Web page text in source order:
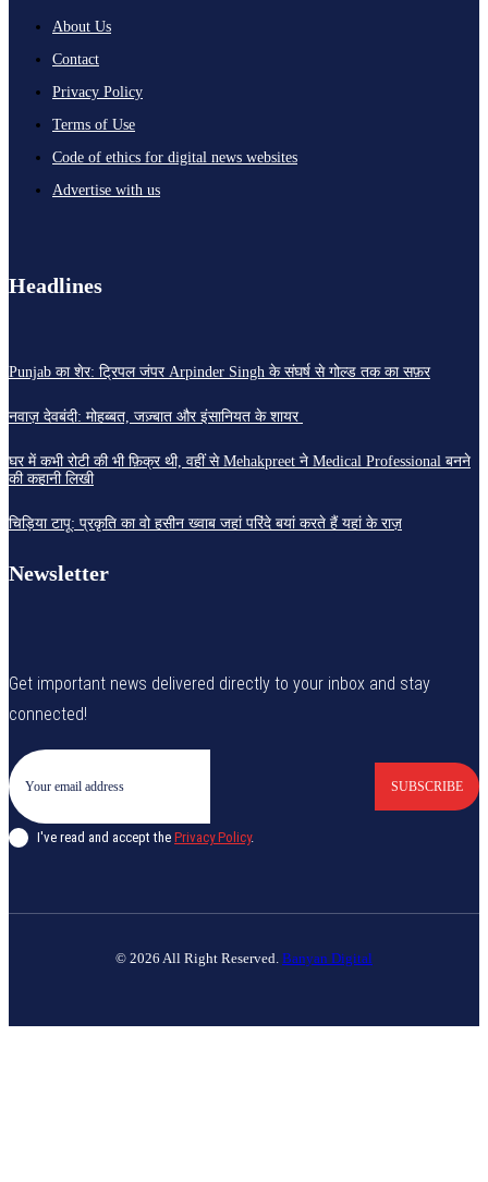
About Us
Contact
Privacy Policy
Terms of Use
Code of ethics for digital news websites
Advertise with us
Headlines
Punjab का शेर: ट्रिपल जंपर Arpinder Singh के संघर्ष से गोल्ड तक का सफ़र
नवाज़ देवबंदी: मोहब्बत, जज़्बात और इंसानियत के शायर
घर में कभी रोटी की भी फ़िक्र थी, वहीं से Mehakpreet ने Medical Professional बनने
की कहानी लिखी
चिड़िया टापू: प्रकृति का वो हसीन ख्वाब जहां परिंदे बयां करते हैं यहां के राज़
Newsletter
Get important news delivered directly to your inbox and stay
connected!
SUBSCRIBE
I've read and accept the Privacy Policy.
© 2026 All Right Reserved. Banyan Digital